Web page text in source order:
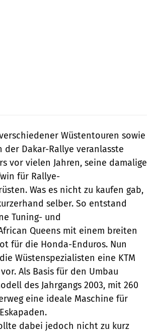
Wüstentouren sowie
der Dakar-Rallye veranlasste
vor vielen Jahren, seine damalige
für Rallye-
Was es nicht zu kaufen gab,
selber. So entstand
Tuning- und
Queens mit einem breiten
für die Honda-Enduros. Nun
Wüstenspezialisten eine KTM
Als Basis für den Umbau
des Jahrgangs 2003, mit 260
eine ideale Maschine für
dabei jedoch nicht zu kurz